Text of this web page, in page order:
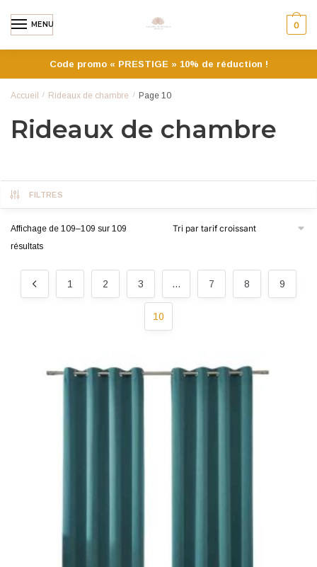
MENU 0
Code promo « PRESTIGE » 10% de réduction !
Accueil / Rideaux de chambre / Page 10
Rideaux de chambre
FILTRES
Affichage de 109–109 sur 109
résultats
1 2 3 … 7 8 9
10